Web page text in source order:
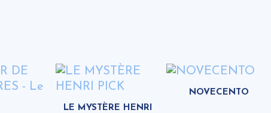
LE MYSTÈRE HENRI
NOVECENTO